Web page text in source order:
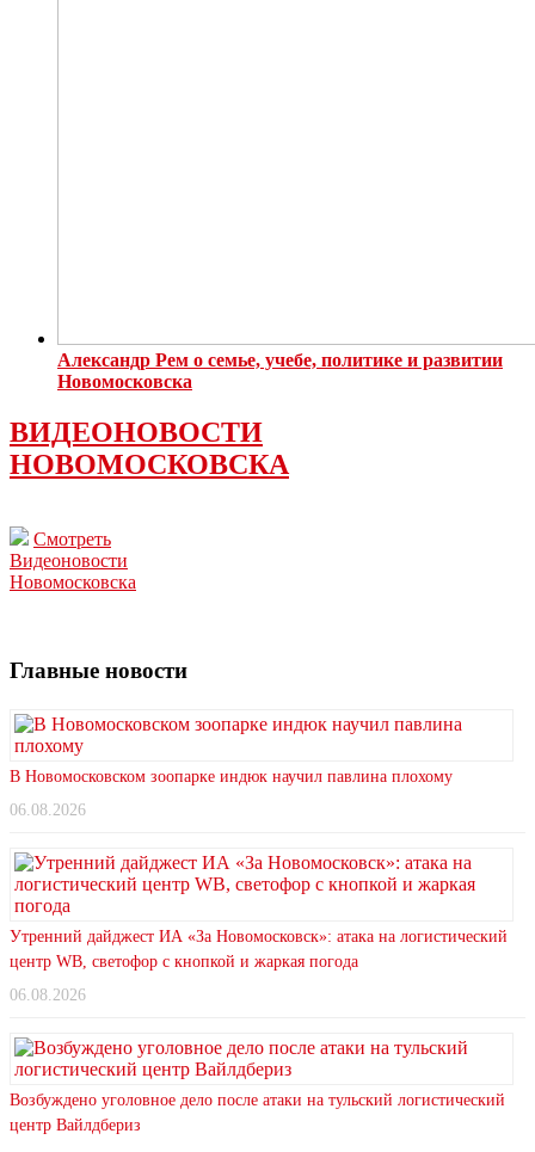
Александр Рем о семье, учебе, политике и развитии
Новомосковска
ВИДЕОНОВОСТИ
НОВОМОСКОВСКА
Смотреть
Видеоновости
Новомосковска
Главные новости
В Новомосковском зоопарке индюк научил павлина плохому
06.08.2026
Утренний дайджест ИА «За Новомосковск»: атака на логистический
центр WB, светофор с кнопкой и жаркая погода
06.08.2026
Возбуждено уголовное дело после атаки на тульский логистический
центр Вайлдбериз